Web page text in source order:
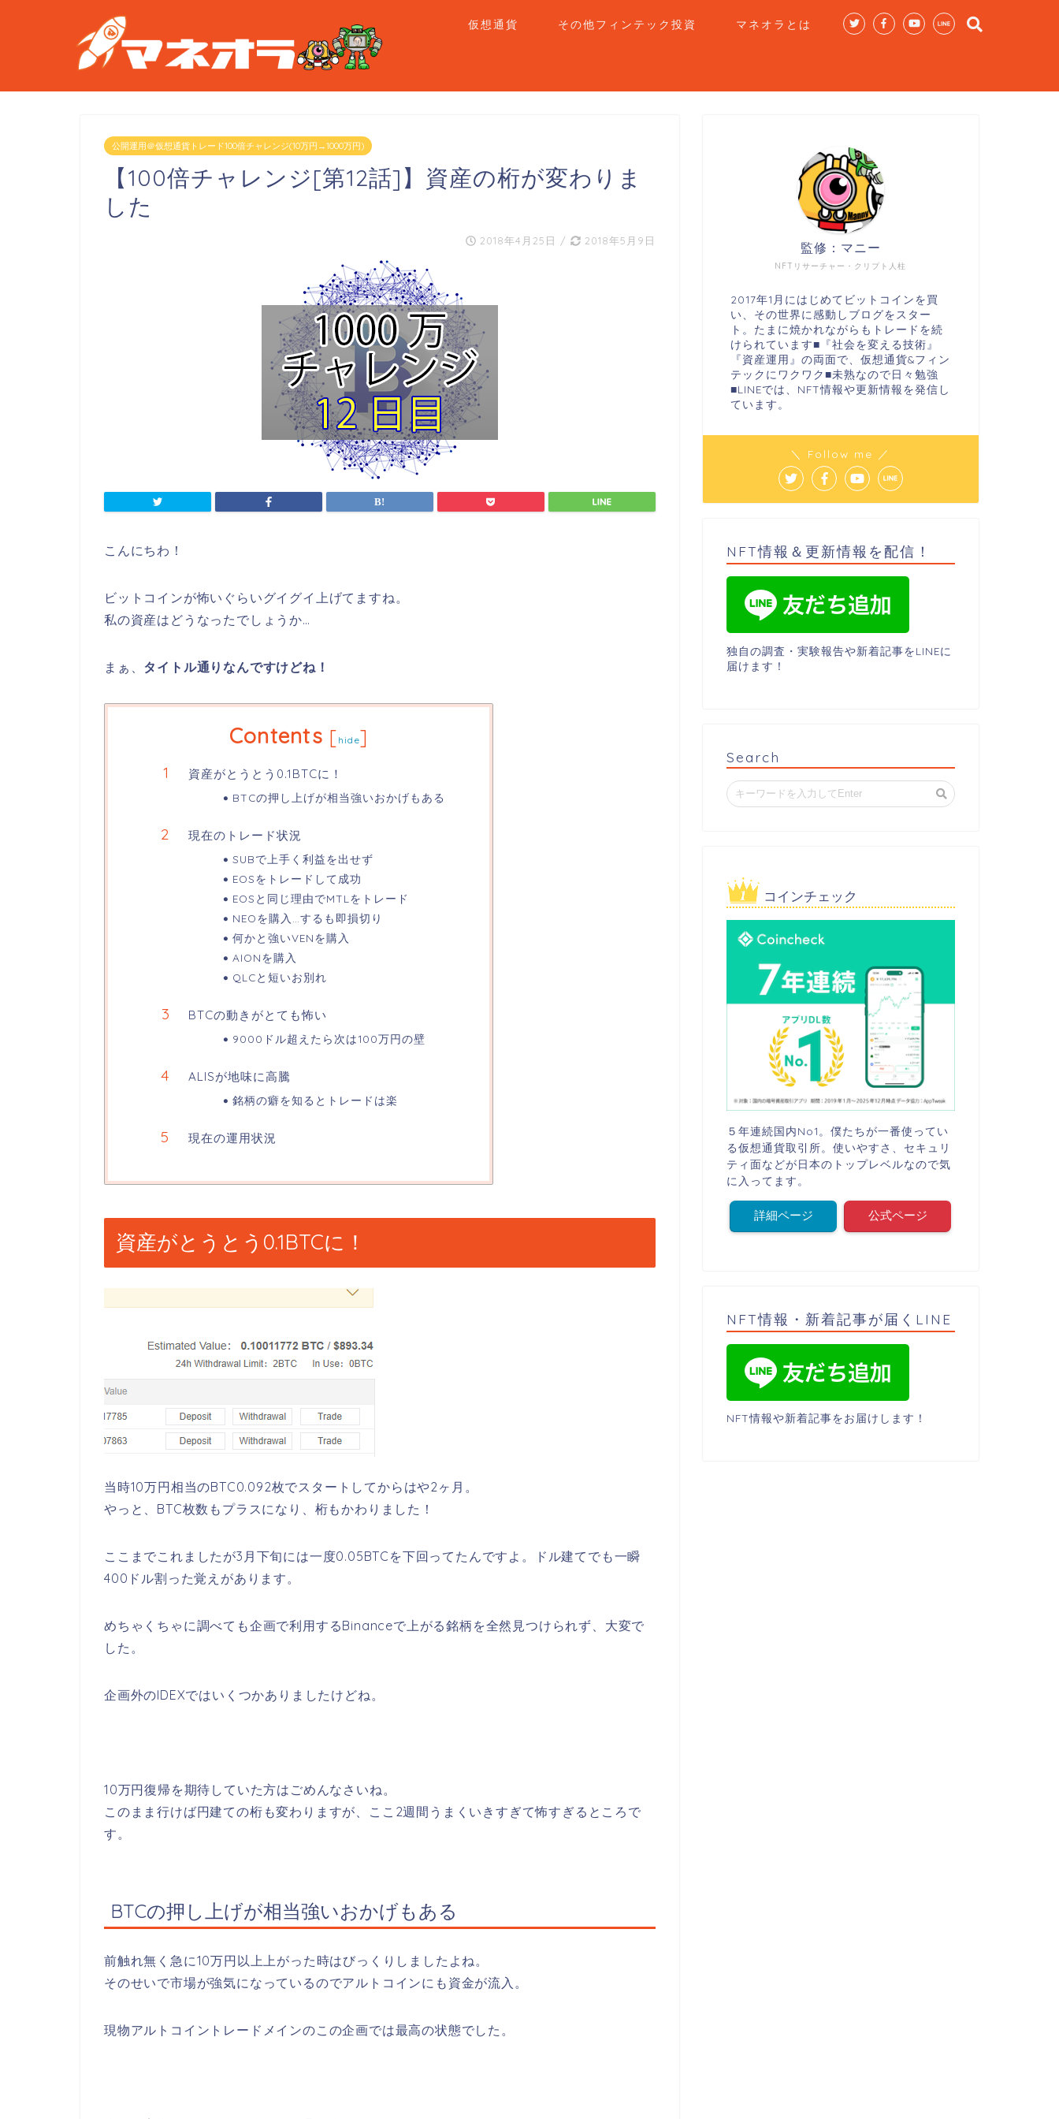
仮想通貨 その他フィンテック投資 マネオラとは
公開運用＠仮想通貨トレード100倍チャレンジ(10万円→1000万円)
【100倍チャレンジ[第12話]】資産の桁が変わりま
した
2018年4月25日 / 2018年5月9日
こんにちわ！
ビットコインが怖いぐらいグイグイ上げてますね。
私の資産はどうなったでしょうか…
まぁ、 タイトル通りなんですけどね！
Contents [ hide]
資産がとうとう0.1BTCに！
BTCの押し上げが相当強いおかげもある
現在のトレード状況
SUBで上手く利益を出せず
EOSをトレードして成功
EOSと同じ理由でMTLをトレード
NEOを購入…するも即損切り
何かと強いVENを購入
AIONを購入
QLCと短いお別れ
BTCの動きがとても怖い
9000ドル超えたら次は100万円の壁
ALISが地味に高騰
銘柄の癖を知るとトレードは楽
現在の運用状況
資産がとうとう0.1BTCに！
当時10万円相当のBTC0.092枚でスタートしてからはや2ヶ月。
やっと、BTC枚数もプラスになり、桁もかわりました！
ここまでこれましたが3月下旬には一度0.05BTCを下回ってたんですよ。ドル建てでも一瞬
400ドル割った覚えがあります。
めちゃくちゃに調べても企画で利用するBinanceで上がる銘柄を全然見つけられず、大変で
した。
企画外のIDEXではいくつかありましたけどね。
10万円復帰を期待していた方はごめんなさいね。
このまま行けば円建ての桁も変わりますが、ここ2週間うまくいきすぎて怖すぎるところで
す。
BTCの押し上げが相当強いおかげもある
前触れ無く急に10万円以上上がった時はびっくりしましたよね。
そのせいで市場が強気になっているのでアルトコインにも資金が流入。
現物アルトコイントレードメインのこの企画では最高の状態でした。
NFTリサーチャー・クリプト人柱
監修：マニー
2017年1月にはじめてビットコインを買
い、その世界に感動しブログをスター
ト。たまに焼かれながらもトレードを続
けられています■『社会を変える技術』
『資産運用』の両面で、仮想通貨&フィン
テックにワクワク■未熟なので日々勉強
■LINEでは、NFT情報や更新情報を発信し
ています。
＼ Follow me ／
NFT情報＆更新情報を配信！
独自の調査・実験報告や新着記事をLINEに
届けます！
Search
コインチェック
５年連続国内No1。僕たちが一番使ってい
る仮想通貨取引所。使いやすさ、セキュリ
ティ面などが日本のトップレベルなので気
に入ってます。
詳細ページ 公式ページ
NFT情報・新着記事が届くLINE
NFT情報や新着記事をお届けします！